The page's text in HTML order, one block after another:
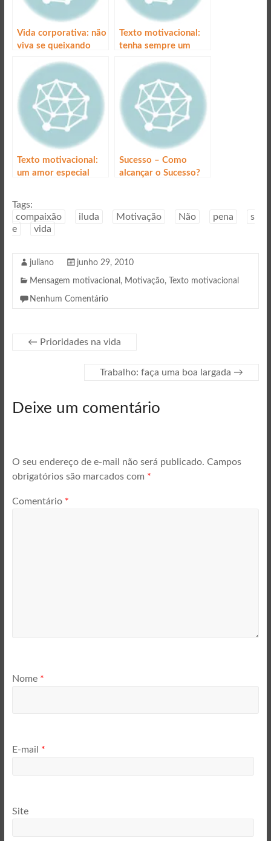
Vida corporativa: não
viva se queixando
Texto motivacional:
tenha sempre um
Texto motivacional:
um amor especial
Sucesso – Como
alcançar o Sucesso?
Tags:
compaixão
iluda Motivação Não pena
s
e
vida
juliano junho 29, 2010
Mensagem motivacional , Motivação, Texto motivacional
Nenhum Comentário
← Prioridades na vida
Trabalho: faça uma boa largada →
Deixe um comentário
O seu endereço de e-mail não será publicado. Campos
obrigatórios são marcados com *
Comentário *
Nome *
E-mail *
Site